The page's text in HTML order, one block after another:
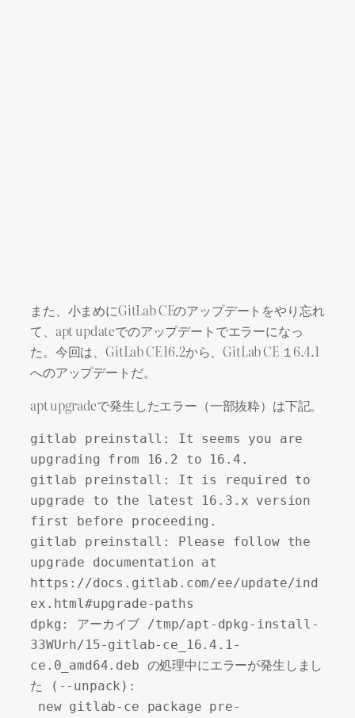
また、小まめにGitLab CEのアップデートをやり忘れ
て、apt updateでのアップデートでエラーになっ
た。今回は、GitLab CE 16.2から、GitLab CE １6.4.1
へのアップデートだ。
apt upgradeで発生したエラー（一部抜粋）は下記。
gitlab preinstall: It seems you are
upgrading from 16.2 to 16.4.
gitlab preinstall: It is required to
upgrade to the latest 16.3.x version
first before proceeding.
gitlab preinstall: Please follow the
upgrade documentation at
https://docs.gitlab.com/ee/update/ind
ex.html#upgrade-paths
dpkg: アーカイブ /tmp/apt-dpkg-install-
33WUrh/15-gitlab-ce_16.4.1-
ce.0_amd64.deb の処理中にエラーが発生しまし
た (--unpack):